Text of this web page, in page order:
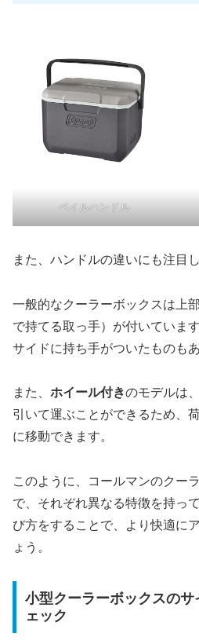
ベイルハンドル
また、ハンドルの違いにも注目
一般的なクーラーボックスは上
で持てる取っ手）が付いていま
サイドに持ち手がついたものもあ
また、 ホイール付きのモデルは
引いて運ぶことができるため、
に移動できます。
このように、コールマンのクー
で、それぞれ異なる特徴を持っ
び方をすることで、より快適に
ょう。
小型クーラーボックスの
ェック